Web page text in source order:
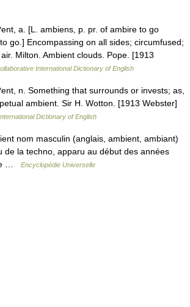
a. [L. ambiens, p. pr. of ambire to go
go.] Encompassing on all sides; circumfused;
Milton. Ambient clouds. Pope. [1913
International Dictionary of English
n. Something that surrounds or invests; as,
ambient. Sir H. Wotton. [1913 Webster]
Dictionary of English
nom masculin (anglais, ambient, ambiant)
de la techno, apparu au début des années
…
Encyclopédie Universelle